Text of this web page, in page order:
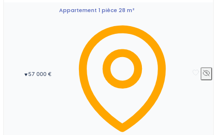
▼ 57 000 €
Appartement 1 pièce 28 m²